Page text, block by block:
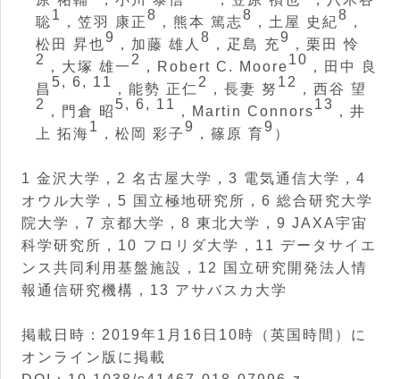
聡 1 ，笠羽 康正8 ，熊本 篤志8 ，土屋 史紀8 ，
松田 昇也9 ，加藤 雄人 8 ，疋島 充9 ，栗田 怜
2 ，大塚 雄一 2 ，Robert C. Moore10 ，田中 良
昌 5, 6, 11 ，能勢 正仁 2 ，長妻 努 12 ，西谷 望
2 ，門倉 昭 5, 6, 11 ，Martin Connors13 ，井
上 拓海1 ，松岡 彩子9 ，篠原 育9 ）
1 金沢大学，2 名古屋大学，3 電気通信大学，4
オウル大学，5 国立極地研究所，6 総合研究大学
院大学，7 京都大学，8 東北大学，9 JAXA宇宙
科学研究所，10 フロリダ大学，11 データサイエ
ンス共同利用基盤施設，12 国立研究開発法人情
報通信研究機構，13 アサバスカ大学
掲載日時：2019年1月16日10時（英国時間）に
オンライン版に掲載